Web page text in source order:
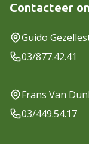
Contacteer
Guido
03/877.42.41
Frans Van
03/449.54.17